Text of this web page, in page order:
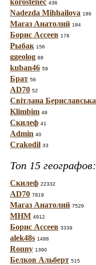
korostenec 436
Nadezda Mihhailova 186
Магаз Анатолий 184
Борис Ассеев 178
Рыбак 156
ggeolog 88
kuban46 59
Брат 56
AD70 52
Світлана Бериславська
Klimbim 48
Скилеф 41
Admin 40
Crakodil 33
Топ 15 географов:
Скилеф 22332
AD70 7819
Магаз Анатолий 7529
МНМ 4912
Борис Ассеев 3339
alek48s 1488
Ronny 1390
Белков Альберт 515